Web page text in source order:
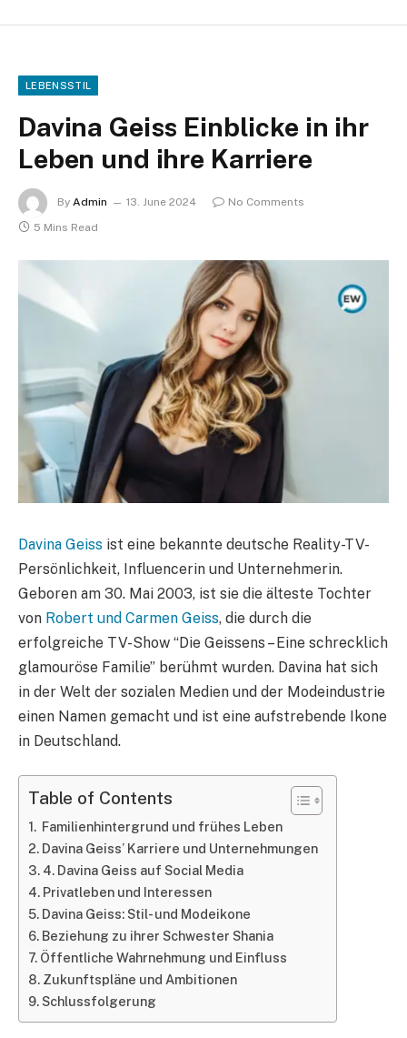
LEBENSSTIL
Davina Geiss Einblicke in ihr
Leben und ihre Karriere
By Admin 13. June 2024
No Comments
5 Mins Read
Davina Geiss ist eine bekannte deutsche Reality-TV-
Persönlichkeit, Influencerin und Unternehmerin.
Geboren am 30. Mai 2003, ist sie die älteste Tochter
von Robert und Carmen Geiss, die durch die
erfolgreiche TV-Show “Die Geissens – Eine schrecklich
glamouröse Familie” berühmt wurden. Davina hat sich
in der Welt der sozialen Medien und der Modeindustrie
einen Namen gemacht und ist eine aufstrebende Ikone
in Deutschland.
Table of Contents
Familienhintergrund und frühes Leben
Davina Geiss’ Karriere und Unternehmungen
4. Davina Geiss auf Social Media
Privatleben und Interessen
Davina Geiss: Stil- und Modeikone
Beziehung zu ihrer Schwester Shania
Öffentliche Wahrnehmung und Einfluss
Zukunftspläne und Ambitionen
Schlussfolgerung